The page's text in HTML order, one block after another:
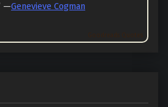
—Genevieve Cogman